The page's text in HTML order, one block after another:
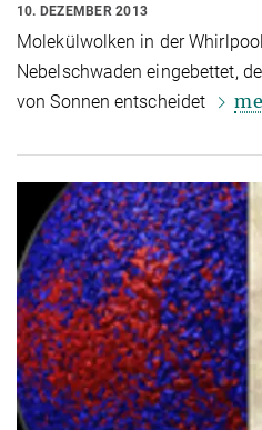
10. DEZEMBER 2013
Molekülwolken in der
Nebelschwaden eingebettet,
von Sonnen entscheidet